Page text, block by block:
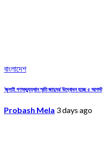
বাংলাদেশ
‘জুলাই গণঅভ্যুত্থান স্মৃতি জাদুঘর’ উদ্বোধন হচ্ছে ৫ আগস্ট
Probash Mela 3 days ago